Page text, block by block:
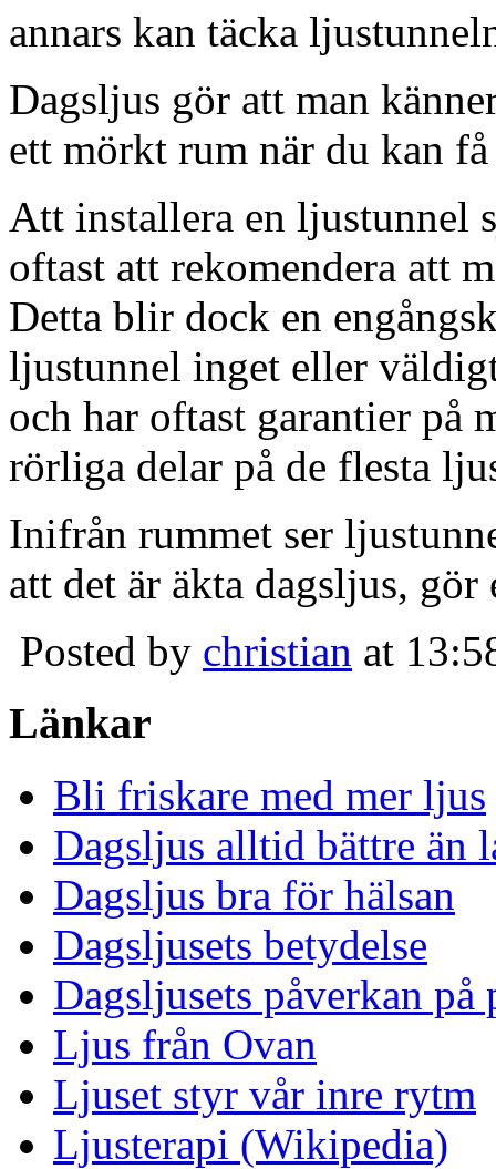
annars kan täcka
Dagsljus gör att man
ett mörkt rum när du kan
Att installera en ljustunnel
oftast att rekomendera att
Detta blir dock en
ljustunnel inget eller
och har oftast garantier på
rörliga delar på de flesta
Inifrån rummet ser
att det är äkta dagsljus,
Posted by christian at
Länkar
Bli friskare med mer ljus
Dagsljus alltid bättre än
Dagsljus bra för hälsan
Dagsljusets betydelse
Dagsljusets påverkan på
Ljus från Ovan
Ljuset styr vår inre rytm
Ljusterapi (Wikipedia)